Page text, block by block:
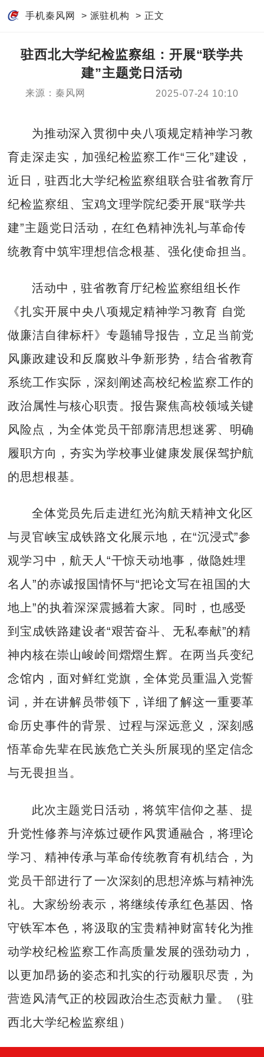
手机秦风网 > 派驻机构 > 正文
驻西北大学纪检监察组：开展“联学共
建”主题党日活动
来源：秦风网 2025-07-24 10:10
为推动深入贯彻中央八项规定精神学习教
育走深走实，加强纪检监察工作“三化”建设，
近日，驻西北大学纪检监察组联合驻省教育厅
纪检监察组、宝鸡文理学院纪委开展“联学共
建”主题党日活动，在红色精神洗礼与革命传
统教育中筑牢理想信念根基、强化使命担当。
活动中，驻省教育厅纪检监察组组长作
《扎实开展中央八项规定精神学习教育 自觉
做廉洁自律标杆》专题辅导报告，立足当前党
风廉政建设和反腐败斗争新形势，结合省教育
系统工作实际，深刻阐述高校纪检监察工作的
政治属性与核心职责。报告聚焦高校领域关键
风险点，为全体党员干部廓清思想迷雾、明确
履职方向，夯实为学校事业健康发展保驾护航
的思想根基。
全体党员先后走进红光沟航天精神文化区
与灵官峡宝成铁路文化展示地，在“沉浸式”参
观学习中，航天人“干惊天动地事，做隐姓埋
名人”的赤诚报国情怀与“把论文写在祖国的大
地上”的执着深深震撼着大家。同时，也感受
到宝成铁路建设者“艰苦奋斗、无私奉献”的精
神内核在崇山峻岭间熠熠生辉。在两当兵变纪
念馆内，面对鲜红党旗，全体党员重温入党誓
词，并在讲解员带领下，详细了解这一重要革
命历史事件的背景、过程与深远意义，深刻感
悟革命先辈在民族危亡关头所展现的坚定信念
与无畏担当。
此次主题党日活动，将筑牢信仰之基、提
升党性修养与淬炼过硬作风贯通融合，将理论
学习、精神传承与革命传统教育有机结合，为
党员干部进行了一次深刻的思想淬炼与精神洗
礼。大家纷纷表示，将继续传承红色基因、恪
守铁军本色，将汲取的宝贵精神财富转化为推
动学校纪检监察工作高质量发展的强劲动力，
以更加昂扬的姿态和扎实的行动履职尽责，为
营造风清气正的校园政治生态贡献力量。（驻
西北大学纪检监察组）